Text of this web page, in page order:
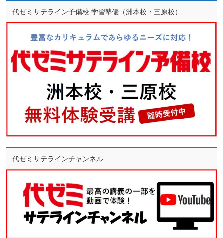
代ゼミサテライン予備校 学習塾優（洲本校・三原校）
代ゼミサテラインチャンネル